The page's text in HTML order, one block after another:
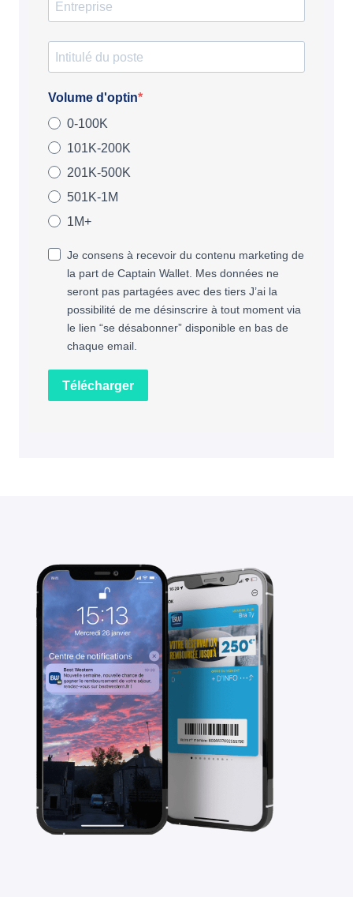
Volume d'optin
0-100K
101K-200K
201K-500K
501K-1M
1M+
Je consens à recevoir du contenu marketing de
la part de Captain Wallet. Mes données ne
seront pas partagées avec des tiers J’ai la
possibilité de me désinscrire à tout moment via
le lien “se désabonner” disponible en bas de
chaque email.
Télécharger